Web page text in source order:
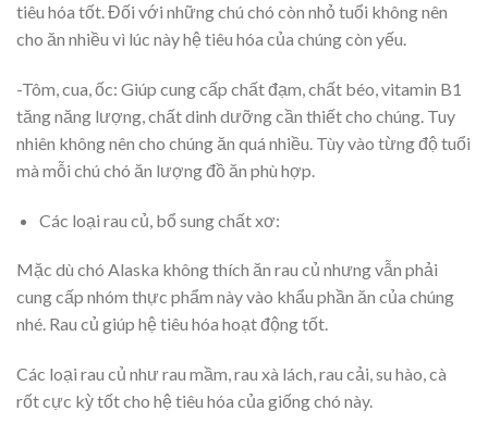
tiêu hóa tốt. Đối với những chú chó còn nhỏ tuổi không nên
cho ăn nhiều vì lúc này hệ tiêu hóa của chúng còn yếu.
-Tôm, cua, ốc: Giúp cung cấp chất đạm, chất béo, vitamin B1
tăng năng lượng, chất dinh dưỡng cần thiết cho chúng. Tuy
nhiên không nên cho chúng ăn quá nhiều. Tùy vào từng độ tuổi
mà mỗi chú chó ăn lượng đồ ăn phù hợp.
Các loại rau củ, bổ sung chất xơ:
Mặc dù chó Alaska không thích ăn rau củ nhưng vẫn phải
cung cấp nhóm thực phẩm này vào khẩu phần ăn của chúng
nhé. Rau củ giúp hệ tiêu hóa hoạt động tốt.
Các loại rau củ như rau mầm, rau xà lách, rau cải, su hào, cà
rốt cực kỳ tốt cho hệ tiêu hóa của giống chó này.